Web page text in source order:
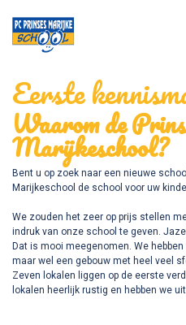
Eerste
Waarom de
Marijkeschool?
Bent u op zoek naar een nieuwe
Marijkeschool de school voor uw
We zouden het zeer op prijs stellen
indruk van onze school te geven.
Dat is mooi meegenomen. We
maar wel een gebouw met heel veel
Zeven lokalen liggen op de eerste
lokalen heerlijk rustig en hebben we